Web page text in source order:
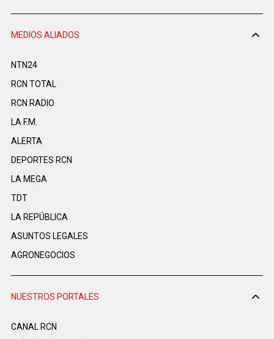
MEDIOS ALIADOS
NTN24
RCN TOTAL
RCN RADIO
LA F.M.
ALERTA
DEPORTES RCN
LA MEGA
TDT
LA REPÚBLICA
ASUNTOS LEGALES
AGRONEGOCIOS
NUESTROS PORTALES
CANAL RCN